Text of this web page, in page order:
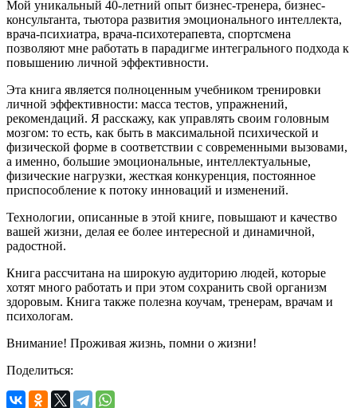
Мой уникальный 40-летний опыт бизнес-тренера, бизнес-
консультанта, тьютора развития эмоционального интеллекта,
врача-психиатра, врача-психотерапевта, спортсмена
позволяют мне работать в парадигме интегрального подхода к
повышению личной эффективности.
Эта книга является полноценным учебником тренировки
личной эффективности: масса тестов, упражнений,
рекомендаций. Я расскажу, как управлять своим головным
мозгом: то есть, как быть в максимальной психической и
физической форме в соответствии с современными вызовами,
а именно, большие эмоциональные, интеллектуальные,
физические нагрузки, жесткая конкуренция, постоянное
приспособление к потоку инноваций и изменений.
Технологии, описанные в этой книге, повышают и качество
вашей жизни, делая ее более интересной и динамичной,
радостной.
Книга рассчитана на широкую аудиторию людей, которые
хотят много работать и при этом сохранить свой организм
здоровым. Книга также полезна коучам, тренерам, врачам и
психологам.
Внимание! Проживая жизнь, помни о жизни!
Поделиться: